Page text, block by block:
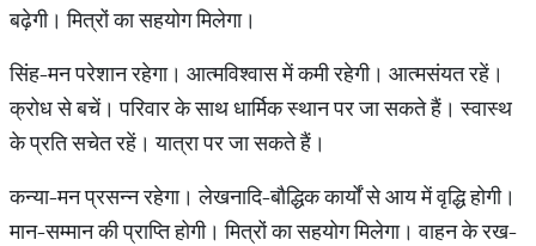
बढ़ेगी। मित्रों का सहयोग मिलेगा।
सिंह-मन परेशान रहेगा। आत्मविश्वास में कमी रहेगी। आत्मसंयत रहें।
क्रोध से बचें। परिवार के साथ धार्मिक स्थान पर जा सकते हैं। स्वास्थ
के प्रति सचेत रहें। यात्रा पर जा सकते हैं।
कन्या-मन प्रसन्न रहेगा। लेखनादि-बौद्धिक कार्यों से आय में वृद्धि होगी।
मान-सम्मान की प्राप्ति होगी। मित्रों का सहयोग मिलेगा। वाहन के रख-